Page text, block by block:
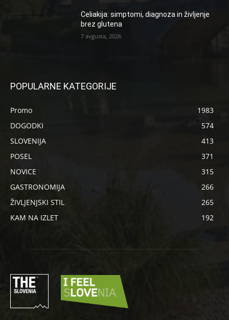
Celiakija: simptomi, diagnoza in življenje
brez glutena
7 avgusta, 2026
POPULARNE KATEGORIJE
Promo
1983
DOGODKI
574
SLOVENIJA
413
POSEL
371
NOVICE
315
GASTRONOMIJA
266
ŽIVLJENJSKI STIL
265
KAM NA IZLET
192